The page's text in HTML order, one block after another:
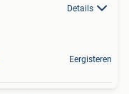
Details
Eergisteren